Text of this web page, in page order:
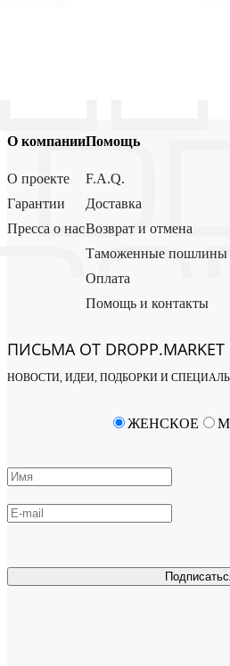
О компании
О проекте
Гарантии
Пресса о нас
Помощь
F.A.Q.
Доставка
Возврат и отмена
Таможенные пошлины
Оплата
Помощь и контакты
ПИСЬМА ОТ DROPP.MARKET
НОВОСТИ, ИДЕИ, ПОДБОРКИ И
ЖЕНСКОЕ